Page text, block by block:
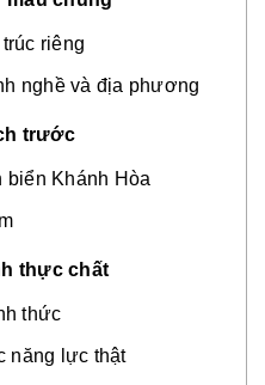
riêng
nghề và địa phương
trước
Khánh Hòa
thực chất
thức
năng lực thật